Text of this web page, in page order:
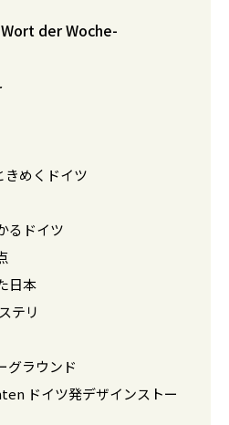
der Woche-
きめくドイツ
るドイツ
日本
テリ
グラウンド
ドイツ発デザインストー